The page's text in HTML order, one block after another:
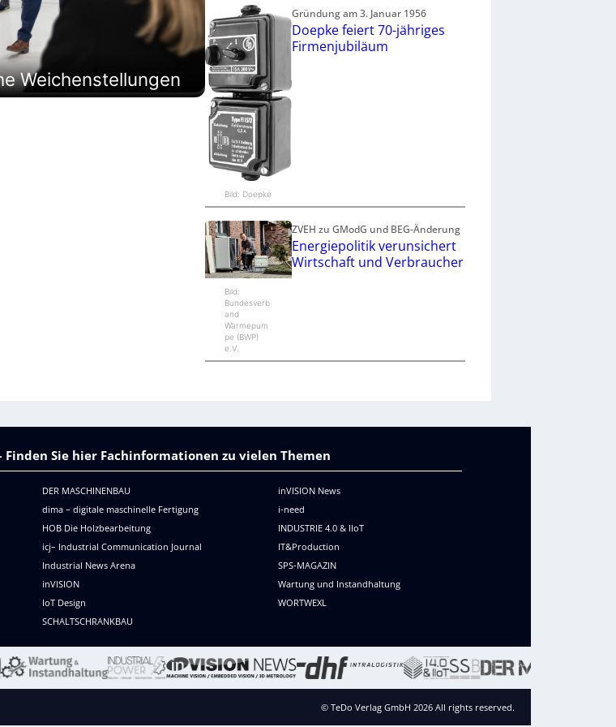
Weichenstellungen
Bild: Doepke
Gründung am 3. Januar 1956
Doepke feiert 70-jähriges
Firmenjubiläum
Bild:
Bundesverb
and
Wärmepum
pe (BWP)
e.V.
ZVEH zu GModG und BEG-Änderung
Energiepolitik verunsichert
Wirtschaft und Verbraucher
Finden Sie hier Fachinformationen zu vielen Themen
DER MASCHINENBAU
dima – digitale maschinelle Fertigung
HOB Die Holzbearbeitung
icj– Industrial Communication Journal
Industrial News Arena
inVISION
IoT Design
SCHALTSCHRANKBAU
inVISION News
i-need
INDUSTRIE 4.0 & IIoT
IT&Production
SPS-MAGAZIN
Wartung und Instandhaltung
WORTWEXL
© TeDo Verlag GmbH 2026 All rights reserved.